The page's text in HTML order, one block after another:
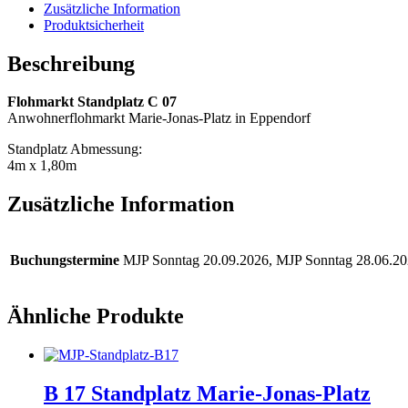
Zusätzliche Information
Produktsicherheit
Beschreibung
Flohmarkt Standplatz C 07
Anwohnerflohmarkt Marie-Jonas-Platz in Eppendorf
Standplatz Abmessung:
4m x 1,80m
Zusätzliche Information
Buchungstermine MJP Sonntag 20.09.2026, MJP Sonntag
Ähnliche Produkte
B 17 Standplatz Marie-Jonas-Platz